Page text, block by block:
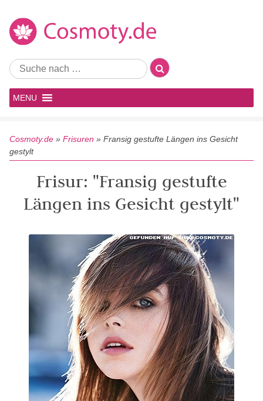
MENU
Cosmoty.de » Frisuren » Fransig gestufte Längen ins Gesicht
gestylt
Frisur: "Fransig gestufte
Längen ins Gesicht gestylt"